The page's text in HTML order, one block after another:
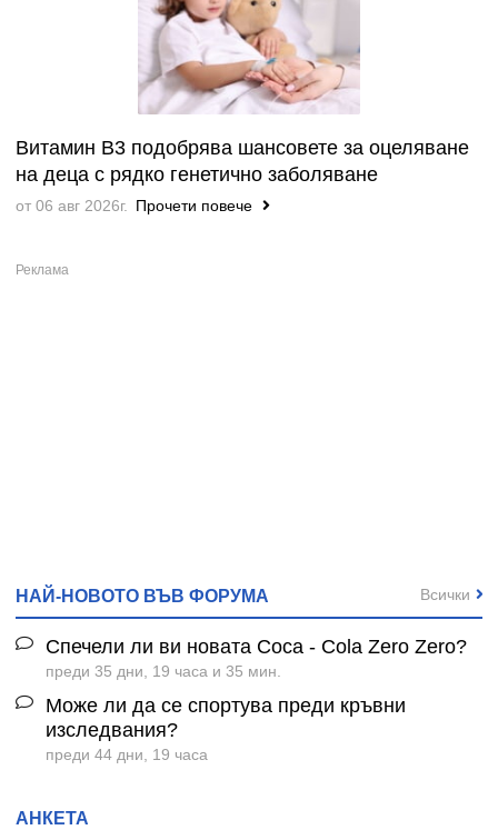
Витамин B3 подобрява шансовете за оцеляване
на деца с рядко генетично заболяване
от 06 авг 2026г. Прочети повече
НАЙ-НОВОТО ВЪВ ФОРУМА
Спечели ли ви новата Coca - Cola Zero Zero?
преди 35 дни, 19 часа и 35 мин.
Може ли да се спортува преди кръвни
изследвания?
преди 44 дни, 19 часа
Всички
АНКЕТА